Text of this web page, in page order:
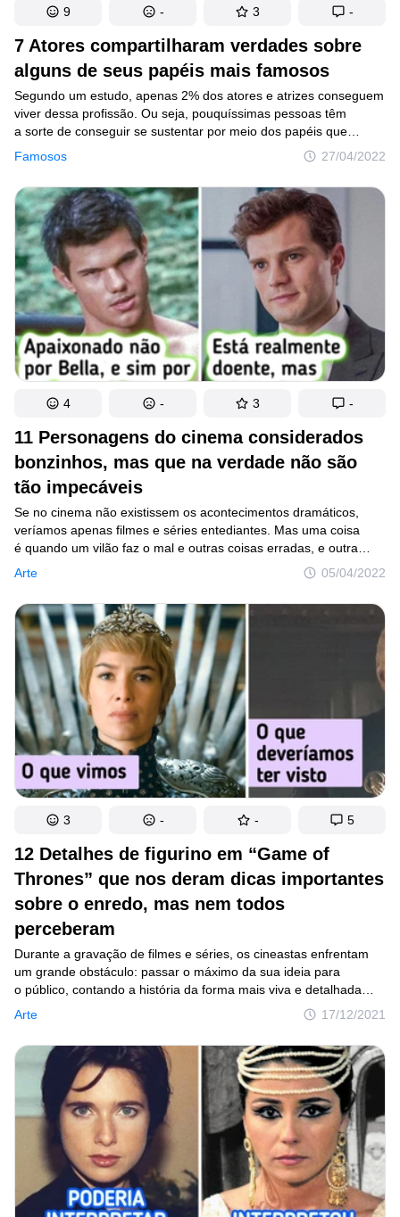
7 Atores compartilharam verdades sobre
alguns de seus papéis mais famosos
Famosos 27/04/2022
Segundo um estudo, apenas 2% dos atores e atrizes conseguem
viver dessa profissão. Ou seja, pouquíssimas pessoas têm
a sorte de conseguir se sustentar por meio dos papéis que
interpretam e de alcançar fama a partir de séries ou filmes
de sucesso. Mas existe outro aspecto sobre essa profissão que
nem sempre paramos para pensar e que a coloca em uma
posição bem menos glamorosa do que as pessoas imaginam.
Falamos dos muitos casos de atores que acabam odiando
alguns papéis que interpretam pelos sacrifícios que precisam
realizar para fazer o que os diretores querem.
9 - 3 -
11 Personagens do cinema considerados
bonzinhos, mas que na verdade não são
tão impecáveis
Arte 05/04/2022
Se no cinema não existissem os acontecimentos dramáticos,
veríamos apenas filmes e séries entediantes. Mas uma coisa
é quando um vilão faz o mal e outras coisas erradas, e outra
bem diferente quando os mocinhos acabam não sendo tão
4 - 3 -
12 Detalhes de figurino em “Game of
Thrones” que nos deram dicas importantes
sobre o enredo, mas nem todos
perceberam
Arte 17/12/2021
Durante a gravação de filmes e séries, os cineastas enfrentam
um grande obstáculo: passar o máximo da sua ideia para
o público, contando a história da forma mais viva e detalhada
possível. Para atingir esse objetivo, muitas vezes, diretores
recorrem não só aos diálogos e à atuação, mas também à cor,
à luz, à música, ao ambiente e, é claro, ao figurino dos
personagens.
3 - - 5